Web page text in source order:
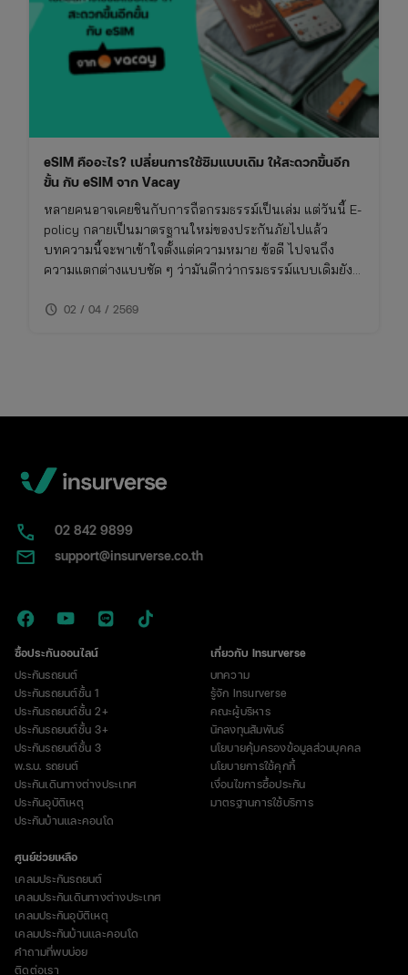
eSIM คืออะไร? เปลี่ยนการใช้ซิมแบบเดิม ให้สะดวกขึ้นอีก
ขั้น กับ eSIM จาก Vacay
หลายคนอาจเคยชินกับการถือกรมธรรม์เป็นเล่ม แต่วันนี้ E-
policy กลายเป็นมาตรฐานใหม่ของประกันภัยไปแล้ว
บทความนี้จะพาเข้าใจตั้งแต่ความหมาย ข้อดี ไปจนถึง
ความแตกต่างแบบชัด ๆ ว่ามันดีกว่ากรมธรรม์แบบเดิมยัง
schedule 02 / 04 / 2569
02​ 842 9899
support@insurverse.co.th
ซื้อประกันออนไลน์
ประกันรถยนต์
ประกันรถยนต์ชั้น 1
ประกันรถยนต์ชั้น 2+
ประกันรถยนต์ชั้น 3+
ประกันรถยนต์ชั้น 3
พ.ร.บ. รถยนต์
ประกันเดินทางต่างประเทศ
ประกันอุบัติเหตุ
ประกันบ้านและคอนโด
เกี่ยวกับ Insurverse
บทความ
รู้จัก Insurverse
คณะผู้บริหาร
นักลงทุนสัมพันธ์
นโยบายคุ้มครองข้อมูลส่วนบุคคล
นโยบายการใช้คุกกี้
เงื่อนไขการซื้อประกัน
มาตรฐานการใช้บริการ
ศูนย์ช่วยเหลือ
เคลมประกันรถยนต์
เคลมประกันเดินทางต่างประเทศ
เคลมประกันอุบัติเหตุ
เคลมประกันบ้านและคอนโด
คำถามที่พบบ่อย
ติดต่อเรา